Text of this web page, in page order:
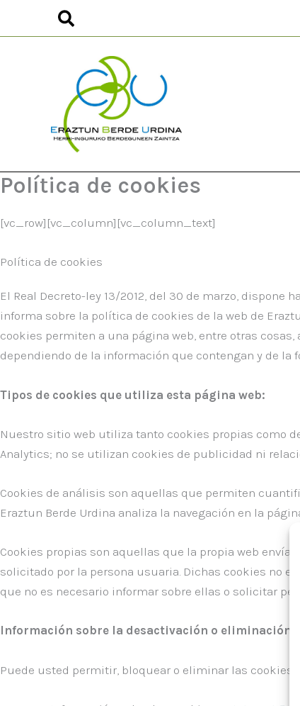
Política de cookies
[vc_row][vc_column][vc_column_text]
Política de cookies
El Real Decreto-ley 13/2012, del 30 de marzo,
informa sobre la política de cookies de la web de
cookies permiten a una página web, entre otras
dependiendo de la información que contengan y de
Tipos de cookies que utiliza esta página web:
Nuestro sitio web utiliza tanto cookies propias como
Analytics; no se utilizan cookies de publicidad ni
Cookies de análisis son aquellas que permiten
Eraztun Berde Urdina analiza la navegación en la
Cookies propias son aquellas que la propia web
solicitado por la persona usuaria. Dichas cookies no
que no es necesario informar sobre ellas o solicitar
Información sobre la desactivación o eliminación
Puede usted permitir, bloquear o eliminar las